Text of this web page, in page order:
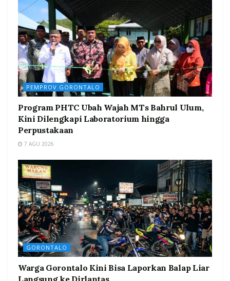
PEMPROV GORONTALO
Program PHTC Ubah Wajah MTs Bahrul Ulum,
Kini Dilengkapi Laboratorium hingga
Perpustakaan
7 AGU 2026
GORONTALO
Warga Gorontalo Kini Bisa Laporkan Balap Liar
Langsung ke Dirlantas